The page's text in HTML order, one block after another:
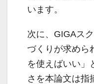
います。
次に、GIGAス
づくりが求めら
を使えばいい」
さを本論文は指